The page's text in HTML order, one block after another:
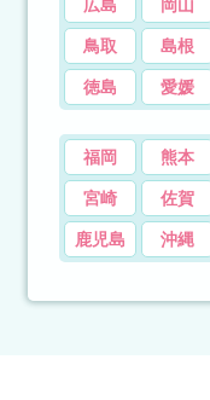
広島 岡山
鳥取 島根
徳島 愛媛
福岡 熊本
宮崎 佐賀
鹿児島 沖縄